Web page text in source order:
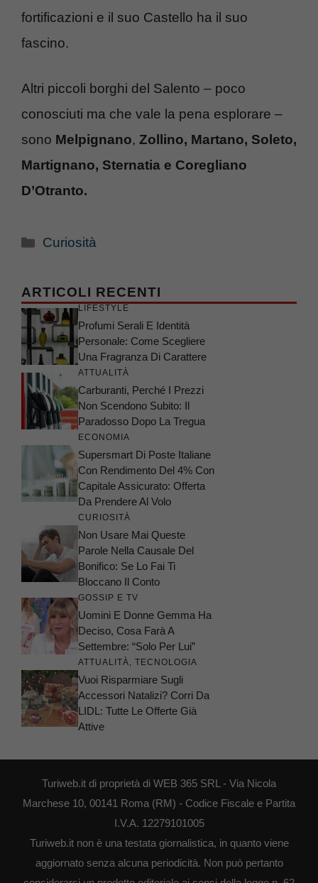
fortificazioni e il suo Castello ha il suo
fascino.
Altri piccoli borghi del Salento – poco
conosciuti ma che vale la pena esplorare –
sono Melpignano, Zollino, Martano, Soleto,
Martignano, Sternatia e Coregliano
D’Otranto.
Categorie
Curiosità
ARTICOLI RECENTI
LIFESTYLE
Profumi Serali E Identità
Personale: Come Scegliere
Una Fragranza Di Carattere
ATTUALITÀ
Carburanti, Perché I Prezzi
Non Scendono Subito: Il
Paradosso Dopo La Tregua
ECONOMIA
Supersmart Di Poste Italiane
Con Rendimento Del 4% Con
Capitale Assicurato: Offerta
Da Prendere Al Volo
CURIOSITÀ
Non Usare Mai Queste
Parole Nella Causale Del
Bonifico: Se Lo Fai Ti
Bloccano Il Conto
GOSSIP E TV
Uomini E Donne Gemma Ha
Deciso, Cosa Farà A
Settembre: “Solo Per Lui”
ATTUALITÀ, TECNOLOGIA
Vuoi Risparmiare Sugli
Accessori Natalizi? Corri Da
LIDL: Tutte Le Offerte Già
Attive
Turiweb.it di proprietà di WEB 365 SRL - Via Nicola
Marchese 10, 00141 Roma (RM) - Codice Fiscale e Partita
I.V.A. 12279101005
Turiweb.it non è una testata giornalistica, in quanto viene
aggiornato senza alcuna periodicità. Non può pertanto